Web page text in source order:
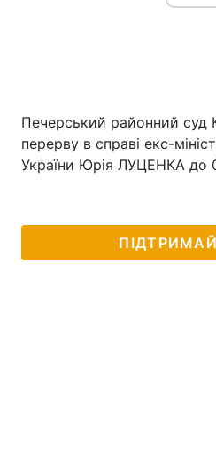
Печерський районний суд
перерву в справі екс-
України Юрія ЛУЦЕНКА до